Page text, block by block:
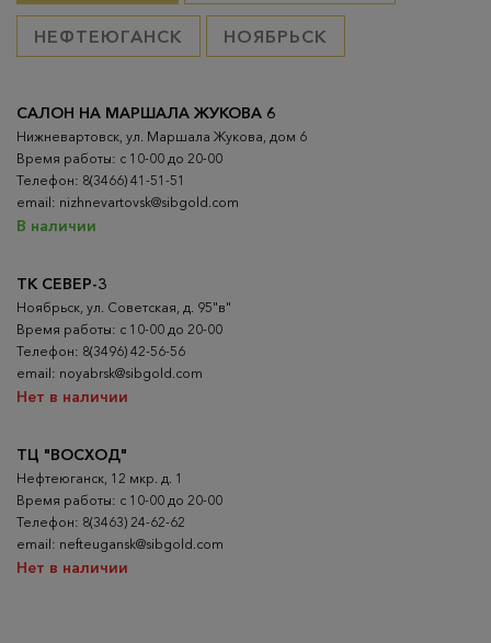
НЕФТЕЮГАНСК НОЯБРЬСК
ТК СЕВЕР-3
Ноябрьск, ул. Советская, д. 95"в"
Время работы: с 10-00 до 20-00
Телефон: 8(3496) 42-56-56
email: noyabrsk@sibgold.com
Нет в наличии
ТЦ "ВОСХОД"
Нефтеюганск, 12 мкр. д. 1
Время работы: с 10-00 до 20-00
Телефон: 8(3463) 24-62-62
email: nefteugansk@sibgold.com
Нет в наличии
САЛОН НА МАРШАЛА ЖУКОВА 6
Нижневартовск, ул. Маршала Жукова, дом 6
Время работы: с 10-00 до 20-00
Телефон: 8(3466) 41-51-51
email: nizhnevartovsk@sibgold.com
В наличии